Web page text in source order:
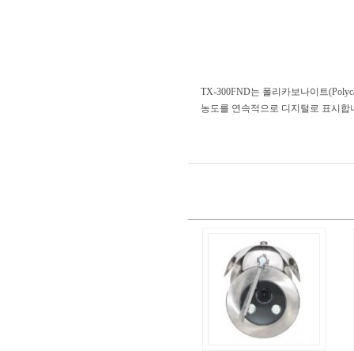
TX-300FND는 폴리카보나이트
농도를 연속적으로 디지털로 표시합